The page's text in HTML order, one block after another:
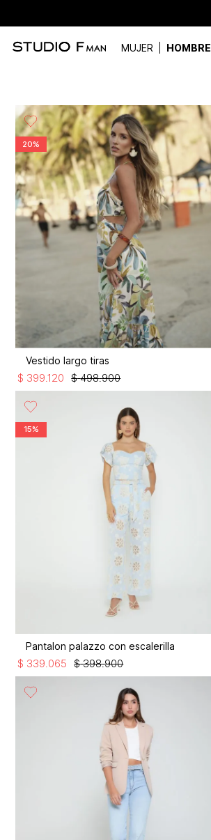
MUJER HOMBRE
20%
Vestido largo tiras
$ 498.900
$ 399.120
15%
Pantalon palazzo con escalerilla
$ 398.900
$ 339.065